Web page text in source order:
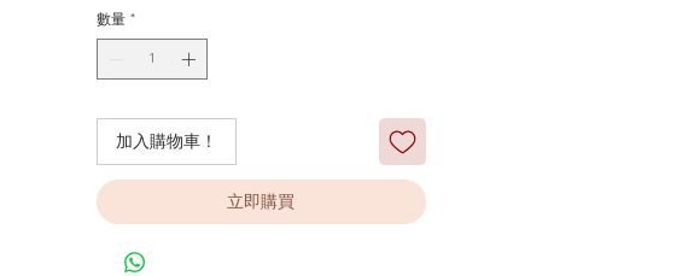
數量 *
加入購物車！
立即購買